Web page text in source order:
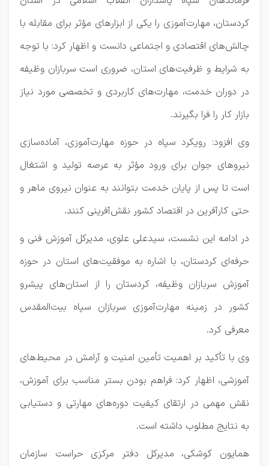
کردستان، مهارت‌آموزی را یکی از ابزارهای مؤثر برای مقابله با
چالش‌های اقتصادی و اجتماعی دانست و اظهار کرد: با توجه
به شرایط و ظرفیت‌های استان، ضروری است سربازان وظیفه
در دوران خدمت، مهارت‌های کاربردی و تخصصی مورد نیاز
بازار کار را فرا بگیرند.
وی افزود: رویکرد سپاه در حوزه مهارت‌آموزی، آماده‌سازی
نیروهای جوان برای ورود مؤثر به عرصه تولید و اشتغال
است تا پس از پایان خدمت بتوانند به عنوان نیروی ماهر و
حتی کارآفرین در اقتصاد کشور نقش‌آفرینی کنند.
در ادامه این نشست، سیدعلی علوی، مدیرکل آموزش فنی و
حرفه‌ای کردستان، با اشاره به موفقیت‌های استان در حوزه
آموزش سربازان وظیفه، کردستان را از استان‌های پیشرو
کشور در زمینه مهارت‌آموزی سربازان سپاه بیت‌المقدس
معرفی کرد.
وی با تأکید بر اهمیت تأمین امنیت و آرامش در محیط‌های
آموزشی، اظهار کرد: فراهم بودن بستر مناسب برای آموزش،
نقش مهمی در ارتقای کیفیت دوره‌های مهارتی و دستیابی
به نتایج مطلوب داشته است.
همایون کوشکی، مدیرکل دفتر مرکزی حراست سازمان